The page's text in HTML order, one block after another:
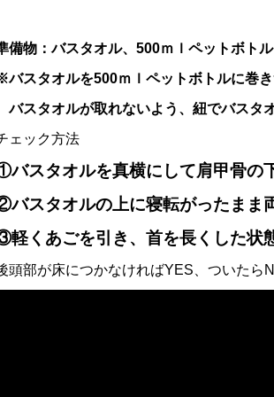
備物：バスタオル、500ｍｌペットボト
バスタオルを500ｍｌペットボトルに巻
バスタオルが取れないよう、紐でバスタ
ェック方法
バスタオルを真横にして肩甲骨の
バスタオルの上に寝転がったまま
軽くあごを引き、首を長くした状
頭部が床につかなければYES、ついたら